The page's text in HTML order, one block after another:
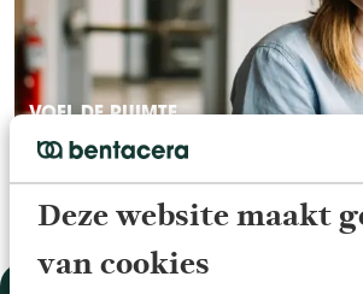
Deze website maakt
van cookies
VOEL DE RUIMTE